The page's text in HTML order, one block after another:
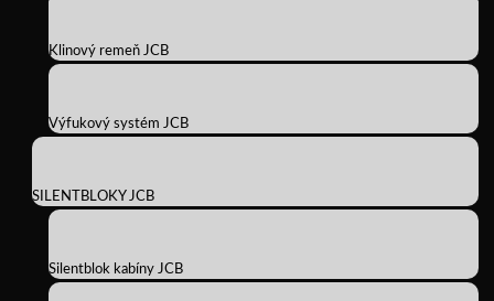
Klinový remeň JCB
Výfukový systém JCB
SILENTBLOKY JCB
Silentblok kabíny JCB